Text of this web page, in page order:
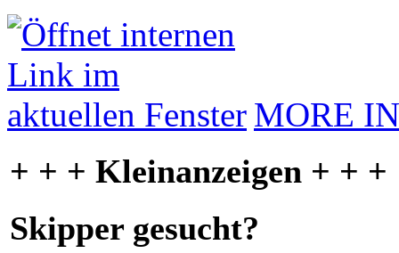
MORE
+ + + Kleinanzeigen + + +
Skipper gesucht?